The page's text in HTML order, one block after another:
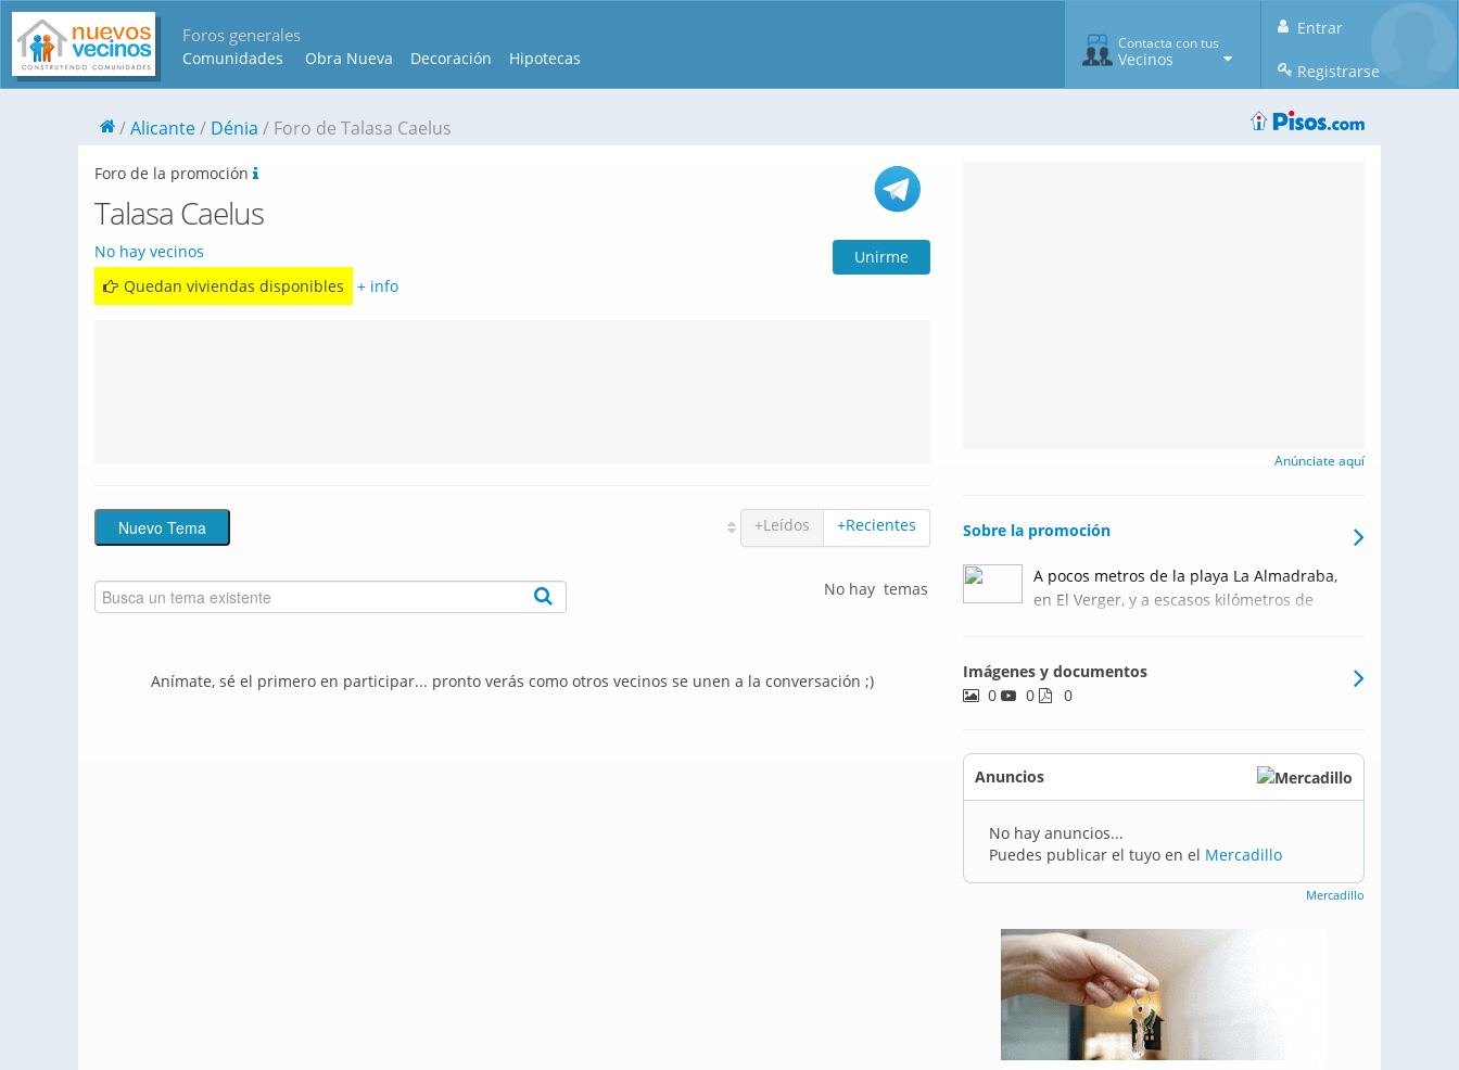
Foros generales
Comunidades Obra Nueva Decoración Hipotecas
Entrar
Registrarse
Contacta con tus
Vecinos
Alicante Dénia Foro de Talasa Caelus
Foro de la promoción
Talasa Caelus
No hay vecinos
Unirme
Quedan viviendas disponibles
+ info
+Leídos +Recientes
No hay temas
Anímate, sé el primero en participar... pronto verás como otros vecinos se unen a la conversación ;)
Anúnciate aquí
Sobre la promoción
A pocos metros de la playa La Almadraba,
en El Verger, y a escasos kilómetros de
cuya intención no es otra que hacer
realidad lo imposible: un residencial que
Imágenes y documentos
0
0 0
Anuncios
No hay anuncios...
Puedes publicar el tuyo en el Mercadillo
Mercadillo